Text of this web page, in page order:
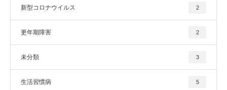
新型コロナウイルス 2
更年期障害 2
未分類 3
生活習慣病 5